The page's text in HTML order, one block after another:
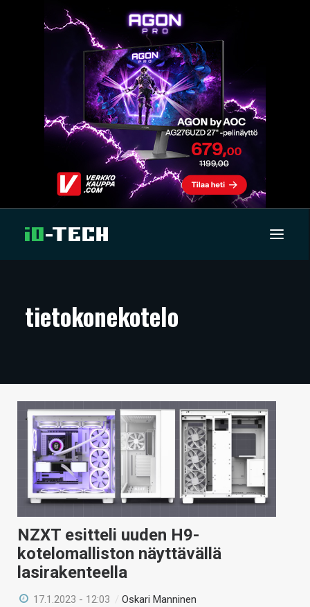
ARTIKKELIT
TECHBBS
TIETOA
HINTA.FI
KAUPPA
VAIHDA TEEMA
HAKU
tietokonekotelo
NZXT esitteli uuden H9-
kotelomalliston näyttävällä
lasirakenteella
17.1.2023 - 12:03 /Oskari Manninen